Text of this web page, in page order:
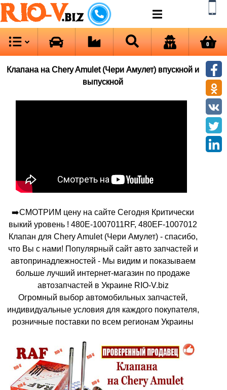
RIO-V.biz
0
Клапана на Chery Amulet (Чери Амулет) впускной и
выпускной
➡️СМОТРИМ цену на сайте Сегодня Критически
выкий уровень ! 480E-1007011RF, 480EF-1007012
Клапан для Chery Amulet (Чери Амулет) - спасибо,
что Вы с нами! Популярный сайт авто запчастей и
автопринадлежностей - Мы видим и показываем
больше лучший интернет-магазин по продаже
автозапчастей в Украине RIO-V.biz
Огромный выбор автомобильных запчастей,
индивидуальные условия для каждого покупателя,
розничные поставки по всем регионам Украины